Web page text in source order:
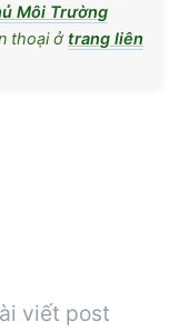
Môi Trường
thoại ở trang liên
viết post